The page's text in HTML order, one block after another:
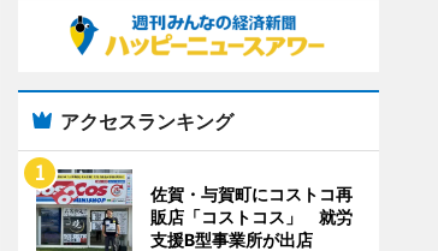
アクセスランキング
佐賀・与賀町にコストコ再
販店「コストコス」 就労
支援B型事業所が出店